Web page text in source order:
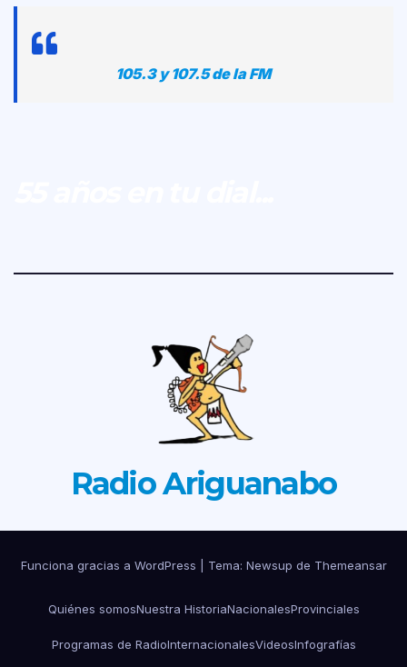
105.3 y 107.5 de la FM
Radio Ariguanabo
Funciona gracias a WordPress Tema: Newsup de Themeansar
Quiénes somosNuestra HistoriaNacionalesProvinciales
Programas de RadioInternacionalesVideosInfografías